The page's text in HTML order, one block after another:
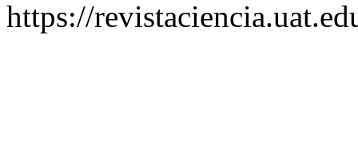
https://